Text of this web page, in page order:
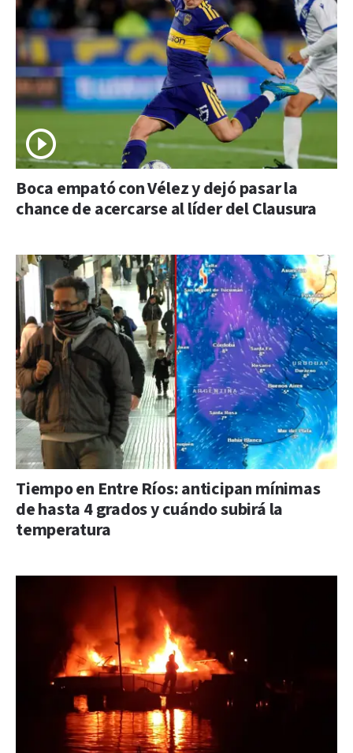
Boca empató con Vélez y dejó pasar la
chance de acercarse al líder del Clausura
Tiempo en Entre Ríos: anticipan mínimas
de hasta 4 grados y cuándo subirá la
temperatura